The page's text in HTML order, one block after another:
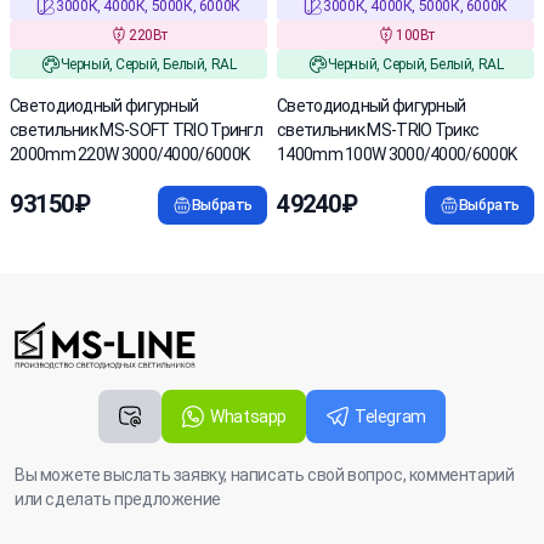
3000К, 4000К, 5000К, 6000К
220Вт
Черный, Серый, Белый, RAL
Cветодиодный фигурный
светильник MS-SOFT TRIO Трингл
2000mm 220W 3000/4000/6000K
93150₽ Выбрать
3000К, 4000К, 5000К, 6000К
100Вт
Черный, Серый, Белый, RAL
Светодиодный фигурный
светильник MS-TRIO Трикс
1400mm 100W 3000/4000/6000K
49240₽ Выбрать
Whatsapp Telegram
Вы можете выслать заявку, написать свой вопрос, комментарий
или сделать предложение